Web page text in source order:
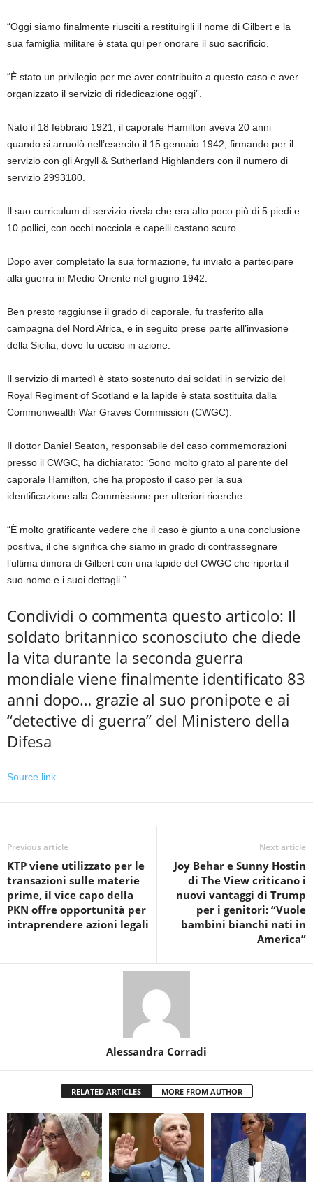
“Oggi siamo finalmente riusciti a restituirgli il nome di Gilbert e la
sua famiglia militare è stata qui per onorare il suo sacrificio.
“È stato un privilegio per me aver contribuito a questo caso e aver
organizzato il servizio di ridedicazione oggi”.
Nato il 18 febbraio 1921, il caporale Hamilton aveva 20 anni
quando si arruolò nell’esercito il 15 gennaio 1942, firmando per il
servizio con gli Argyll & Sutherland Highlanders con il numero di
servizio 2993180.
Il suo curriculum di servizio rivela che era alto poco più di 5 piedi e
10 pollici, con occhi nocciola e capelli castano scuro.
Dopo aver completato la sua formazione, fu inviato a partecipare
alla guerra in Medio Oriente nel giugno 1942.
Ben presto raggiunse il grado di caporale, fu trasferito alla
campagna del Nord Africa, e in seguito prese parte all’invasione
della Sicilia, dove fu ucciso in azione.
Il servizio di martedì è stato sostenuto dai soldati in servizio del
Royal Regiment of Scotland e la lapide è stata sostituita dalla
Commonwealth War Graves Commission (CWGC).
Il dottor Daniel Seaton, responsabile del caso commemorazioni
presso il CWGC, ha dichiarato: ‘Sono molto grato al parente del
caporale Hamilton, che ha proposto il caso per la sua
identificazione alla Commissione per ulteriori ricerche.
“È molto gratificante vedere che il caso è giunto a una conclusione
positiva, il che significa che siamo in grado di contrassegnare
l’ultima dimora di Gilbert con una lapide del CWGC che riporta il
suo nome e i suoi dettagli.”
Condividi o commenta questo articolo: Il
soldato britannico sconosciuto che diede
la vita durante la seconda guerra
mondiale viene finalmente identificato 83
anni dopo… grazie al suo pronipote e ai
“detective di guerra” del Ministero della
Difesa
Source link
Previous article
KTP viene utilizzato per le
transazioni sulle materie
prime, il vice capo della
PKN offre opportunità per
intraprendere azioni legali
Next article
Joy Behar e Sunny Hostin
di The View criticano i
nuovi vantaggi di Trump
per i genitori: “Vuole
bambini bianchi nati in
America”
Alessandra Corradi
RELATED ARTICLES MORE FROM AUTHOR